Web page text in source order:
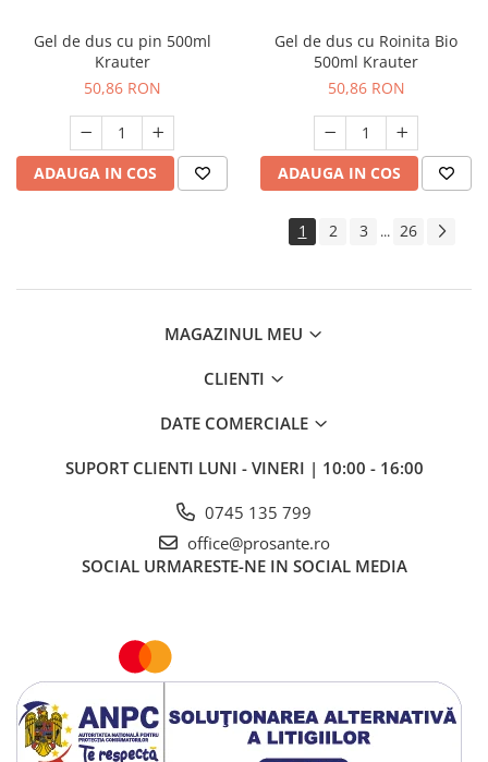
Gel de dus cu pin 500ml
Krauter
50,86 RON
ADAUGA IN COS
Gel de dus cu Roinita Bio
500ml Krauter
50,86 RON
ADAUGA IN COS
1 2 3 ... 26
MAGAZINUL MEU
CLIENTI
DATE COMERCIALE
SUPORT CLIENTI LUNI - VINERI | 10:00 - 16:00
0745 135 799
office@prosante.ro
SOCIAL URMARESTE-NE IN SOCIAL MEDIA